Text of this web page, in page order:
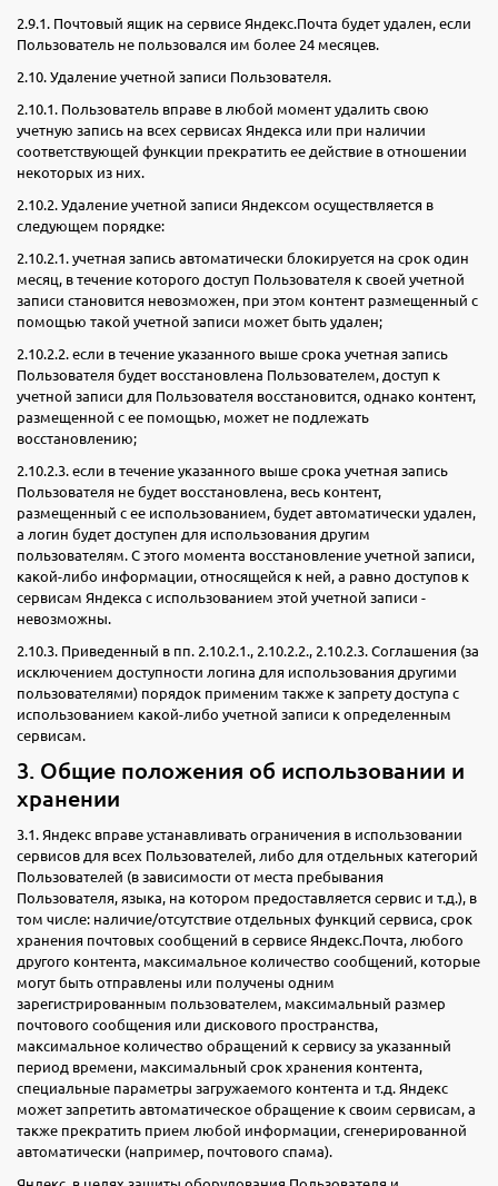
2.9.1. Почтовый ящик на сервисе Яндекс.Почта будет удален, если
Пользователь не пользовался им более 24 месяцев.
2.10. Удаление учетной записи Пользователя.
2.10.1. Пользователь вправе в любой момент удалить свою
учетную запись на всех сервисах Яндекса или при наличии
соответствующей функции прекратить ее действие в отношении
некоторых из них.
2.10.2. Удаление учетной записи Яндексом осуществляется в
следующем порядке:
2.10.2.1. учетная запись автоматически блокируется на срок один
месяц, в течение которого доступ Пользователя к своей учетной
записи становится невозможен, при этом контент размещенный с
помощью такой учетной записи может быть удален;
2.10.2.2. если в течение указанного выше срока учетная запись
Пользователя будет восстановлена Пользователем, доступ к
учетной записи для Пользователя восстановится, однако контент,
размещенной с ее помощью, может не подлежать
восстановлению;
2.10.2.3. если в течение указанного выше срока учетная запись
Пользователя не будет восстановлена, весь контент,
размещенный с ее использованием, будет автоматически удален,
а логин будет доступен для использования другим
пользователям. С этого момента восстановление учетной записи,
какой-либо информации, относящейся к ней, а равно доступов к
сервисам Яндекса с использованием этой учетной записи -
невозможны.
2.10.3. Приведенный в пп. 2.10.2.1., 2.10.2.2., 2.10.2.3. Соглашения (за
исключением доступности логина для использования другими
пользователями) порядок применим также к запрету доступа с
использованием какой-либо учетной записи к определенным
сервисам.
3. Общие положения об использовании и
хранении
3.1. Яндекс вправе устанавливать ограничения в использовании
сервисов для всех Пользователей, либо для отдельных категорий
Пользователей (в зависимости от места пребывания
Пользователя, языка, на котором предоставляется сервис и т.д.), в
том числе: наличие/отсутствие отдельных функций сервиса, срок
хранения почтовых сообщений в сервисе Яндекс.Почта, любого
другого контента, максимальное количество сообщений, которые
могут быть отправлены или получены одним
зарегистрированным пользователем, максимальный размер
почтового сообщения или дискового пространства,
максимальное количество обращений к сервису за указанный
период времени, максимальный срок хранения контента,
специальные параметры загружаемого контента и т.д. Яндекс
может запретить автоматическое обращение к своим сервисам, а
также прекратить прием любой информации, сгенерированной
автоматически (например, почтового спама).